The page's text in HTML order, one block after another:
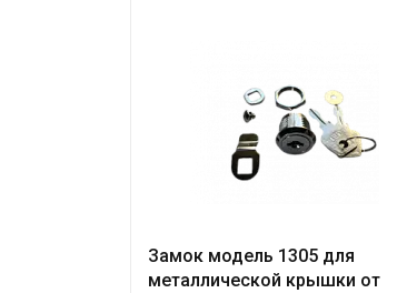
Замок модель 1305 для
металлической крышки от